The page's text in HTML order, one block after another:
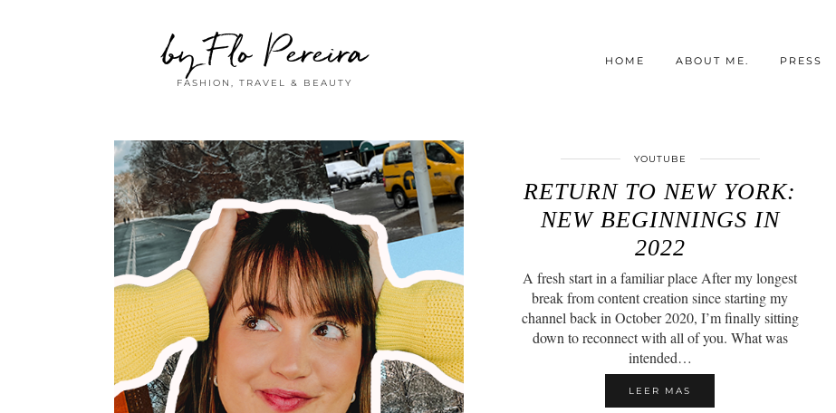
by Flo Pereira
FASHION, TRAVEL & BEAUTY
HOME ABOUT ME. PRESS
YOUTUBE
RETURN TO NEW YORK:
NEW BEGINNINGS IN
2022
A fresh start in a familiar place After my longest
break from content creation since starting my
channel back in October 2020, I’m finally sitting
down to reconnect with all of you. What was
intended…
LEER MAS